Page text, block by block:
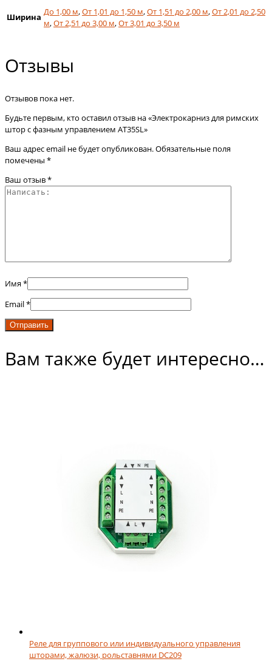
Ширина До 1,00 м,От 1,01 до 1,50 м,От 1,51 до 2,00 м,От 2,01 до 2,50
м,От 2,51 до 3,00 м,От 3,01 до 3,50 м
Отзывы
Отзывов пока нет.
Будьте первым, кто оставил отзыв на «Электрокарниз для римских
штор с фазным управлением AT35SL»
Ваш адрес email не будет опубликован.Обязательные поля
помечены *
Ваш отзыв*
Имя*
Email*
Вам также будет интересно…
Реле для группового или индивидуального управления
шторами, жалюзи, рольставнями DC209